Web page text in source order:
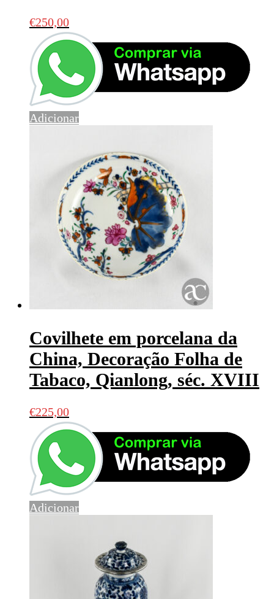
€250,00
Adicionar
Covilhete em porcelana da
China, Decoração Folha de
Tabaco, Qianlong, séc. XVIII
€225,00
Adicionar